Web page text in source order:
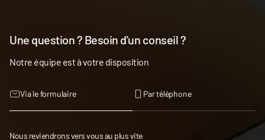
Une question ? Besoin d'un conseil ?
Notre équipe est à votre disposition
Via le formulaire Par téléphone
Nous reviendrons vers vous au plus vite